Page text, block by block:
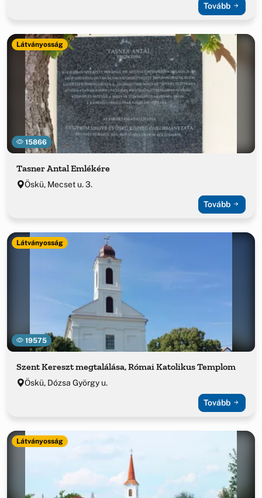
Tovább
15866
Látványosság
Tasner Antal Emlékére
Öskü, Mecset u. 3.
Tovább
19575
Látványosság
Szent Kereszt megtalálása, Római Katolikus Templom
Öskü, Dózsa György u.
Tovább
Látványosság